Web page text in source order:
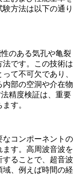
方法は以下の通り
のある気孔や亀裂
です。この技術は
て不可欠であり、
部の空洞や介在物
精度検証は、重要
す。
なコンポーネントの
す。高周波音波を
することで、超音波
、例えば時間の経